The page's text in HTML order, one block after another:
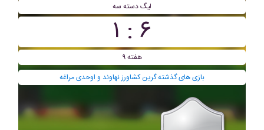
ليگ دسته سه
۶ : ۱
هفته ۹
بازی های گذشته گرين کشاورز نهاوند و اوحدی مراغه